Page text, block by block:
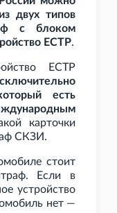
двух типов
с блоком
ЕСТР.
ЕСТР
есть
карточки
СКЗИ.
стоит
Если в
устройство
нет —